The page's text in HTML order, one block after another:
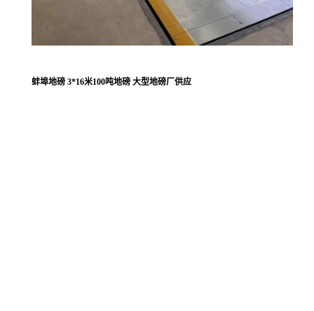
蚌埠地磅 3*16米100吨地磅 大型地磅厂供应